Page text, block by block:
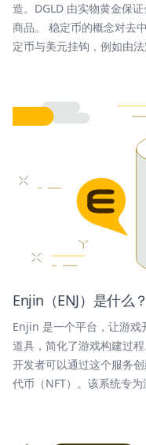
造。DGLD 由实物黄金保
商品。 稳定币的概念对去
定币与美元挂钩，例如由
Enjin（ENJ）是什么？
Enjin 是一个平台，让游戏
道具，简化了游戏构建过
开发者可以通过这个服务
代币（NFT）。该系统专